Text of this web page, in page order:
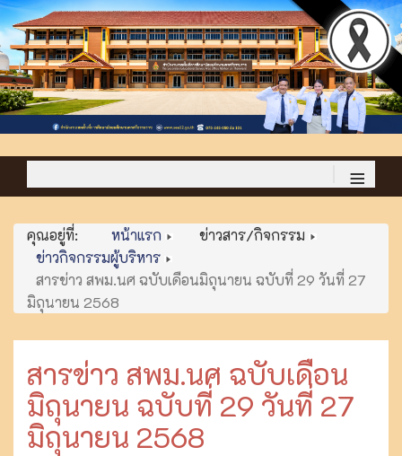
≡
คุณอยู่ที่: หน้าแรก
ข่าวสาร/กิจกรรม
ข่าวกิจกรรมผู้บริหาร
สารข่าว สพม.นศ ฉบับเดือนมิถุนายน ฉบับที่ 29 วันที่ 27
มิถุนายน 2568
สารข่าว สพม.นศ ฉบับเดือน
มิถุนายน ฉบับที่ 29 วันที่ 27
มิถุนายน 2568